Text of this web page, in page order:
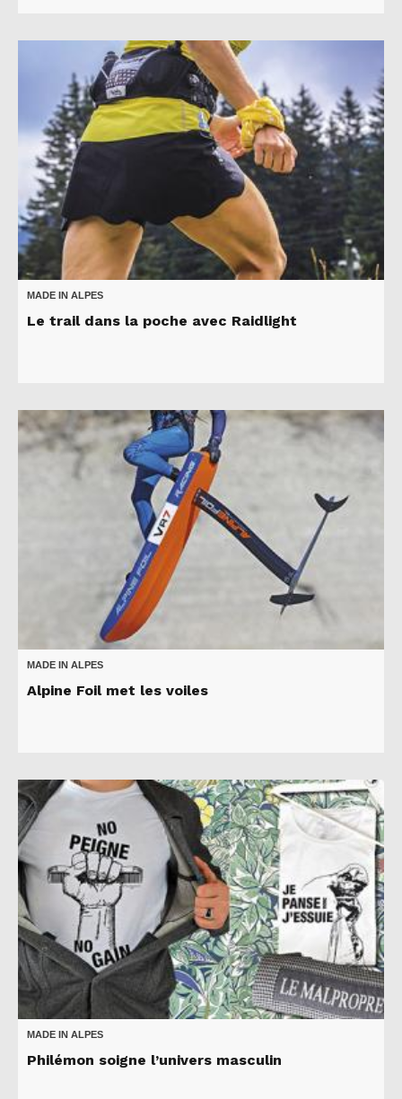
MADE IN ALPES
Le trail dans la poche avec Raidlight
MADE IN ALPES
Alpine Foil met les voiles
MADE IN ALPES
Philémon soigne l’univers masculin